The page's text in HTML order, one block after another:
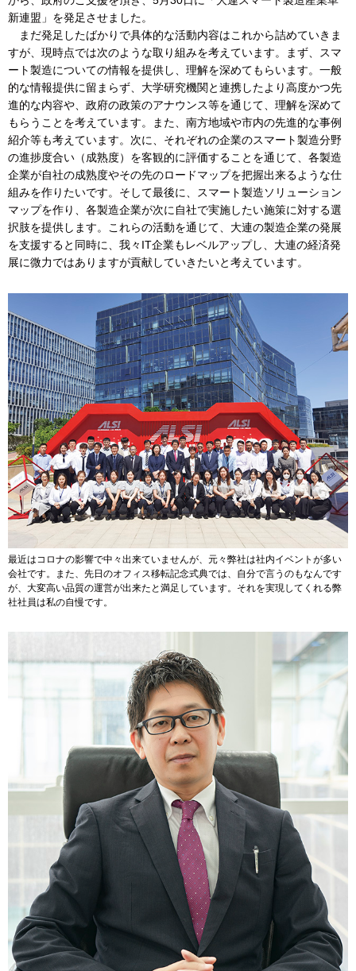
新連盟」を発足させました。
まだ発足したばかりで具体的な活動内容はこれから詰めていきま
すが、現時点では次のような取り組みを考えています。まず、スマ
ート製造についての情報を提供し、理解を深めてもらいます。一般
的な情報提供に留まらず、大学研究機関と連携したより高度かつ先
進的な内容や、政府の政策のアナウンス等を通じて、理解を深めて
もらうことを考えています。また、南方地域や市内の先進的な事例
紹介等も考えています。次に、それぞれの企業のスマート製造分野
の進捗度合い（成熟度）を客観的に評価することを通じて、各製造
企業が自社の成熟度やその先のロードマップを把握出来るような仕
組みを作りたいです。そして最後に、スマート製造ソリューション
マップを作り、各製造企業が次に自社で実施したい施策に対する選
択肢を提供します。これらの活動を通じて、大連の製造企業の発展
を支援すると同時に、我々IT企業もレベルアップし、大連の経済発
展に微力ではありますが貢献していきたいと考えています。
最近はコロナの影響で中々出来ていませんが、元々弊社は社内イベントが多い
会社です。また、先日のオフィス移転記念式典では、自分で言うのもなんです
が、大変高い品質の運営が出来たと満足しています。それを実現してくれる弊
社社員は私の自慢です。